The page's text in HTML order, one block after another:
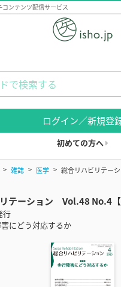
コンテンツ配信サービス
ログイン／新規登
初めての方へ
雑誌 医学 総合リハビリテー
テーション Vol.48 No.4【
行
にどう対応するか